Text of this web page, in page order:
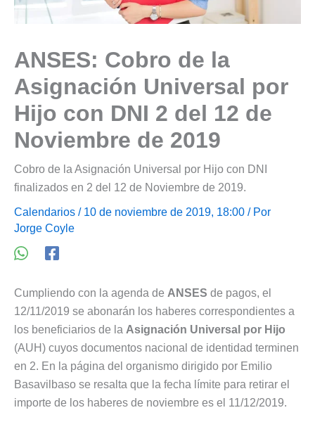
ANSES: Cobro de la
Asignación Universal por
Hijo con DNI 2 del 12 de
Noviembre de 2019
Cobro de la Asignación Universal por Hijo con DNI
finalizados en 2 del 12 de Noviembre de 2019.
Calendarios / 10 de noviembre de 2019, 18:00 / Por
Jorge Coyle
Cumpliendo con la agenda de ANSES de pagos, el
12/11/2019 se abonarán los haberes correspondientes a
los beneficiarios de la Asignación Universal por Hijo
(AUH) cuyos documentos nacional de identidad terminen
en 2. En la página del organismo dirigido por Emilio
Basavilbaso se resalta que la fecha límite para retirar el
importe de los haberes de noviembre es el 11/12/2019.